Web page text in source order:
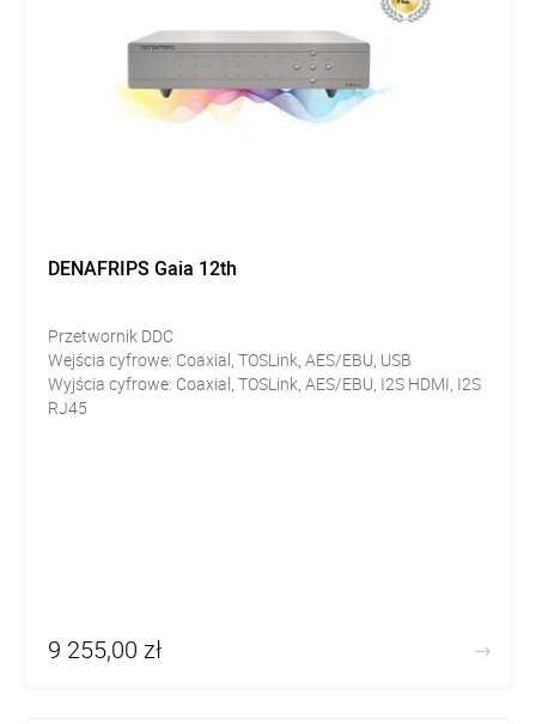
DENAFRIPS Gaia 12th
Przetwornik DDC
Wejścia cyfrowe: Coaxial, TOSLink, AES/EBU, USB
Wyjścia cyfrowe: Coaxial, TOSLink, AES/EBU, I2S HDMI, I2S
RJ45
9 255,00 zł